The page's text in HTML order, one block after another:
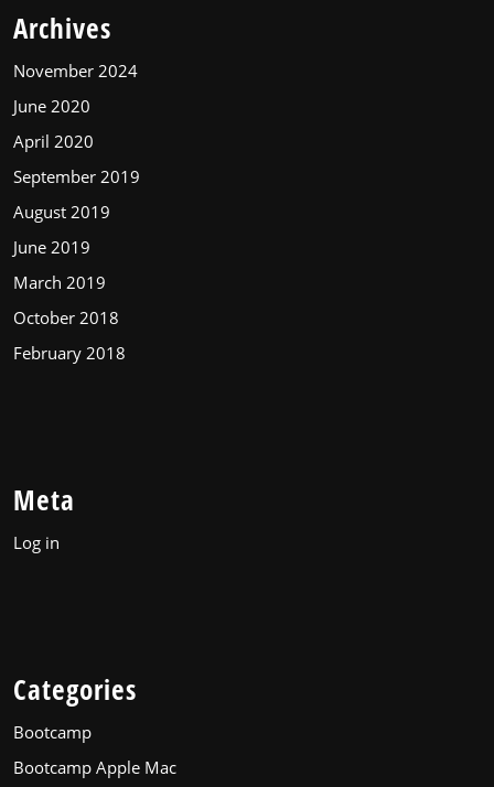
Archives
November 2024
June 2020
April 2020
September 2019
August 2019
June 2019
March 2019
October 2018
February 2018
Meta
Log in
Categories
Bootcamp
Bootcamp Apple Mac